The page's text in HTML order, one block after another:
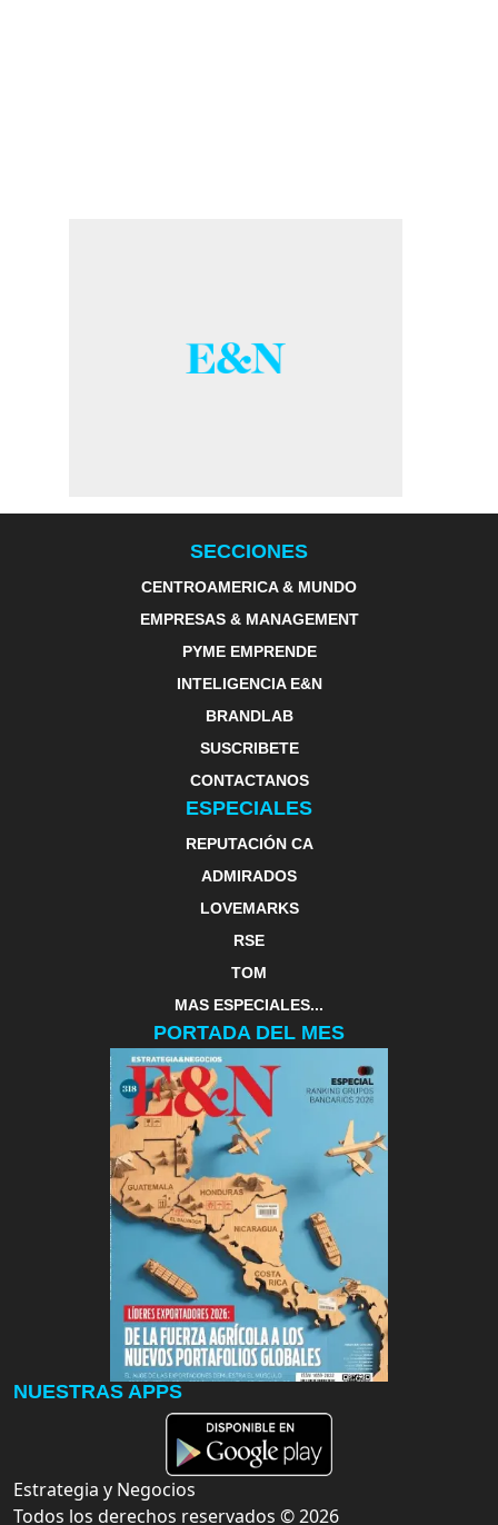
SECCIONES
CENTROAMERICA & MUNDO
EMPRESAS & MANAGEMENT
PYME EMPRENDE
INTELIGENCIA E&N
BRANDLAB
SUSCRIBETE
CONTACTANOS
ESPECIALES
REPUTACIÓN CA
ADMIRADOS
LOVEMARKS
RSE
TOM
MAS ESPECIALES...
PORTADA DEL MES
NUESTRAS APPS
Estrategia y Negocios
Todos los derechos reservados ©2026